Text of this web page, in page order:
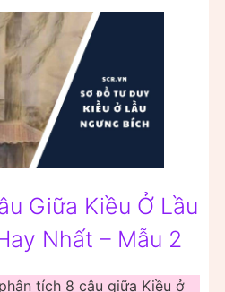
Giữa Kiều Ở Lầu
Nhất – Mẫu 2
tích 8 câu giữa Kiều ở